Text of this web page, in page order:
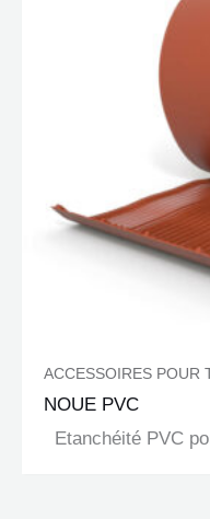
ACCESSOIRES POUR
NOUE PVC
Etanchéité PVC